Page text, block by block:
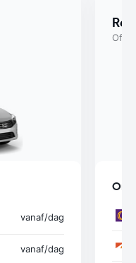
vanaf/dag
vanaf/dag
Of